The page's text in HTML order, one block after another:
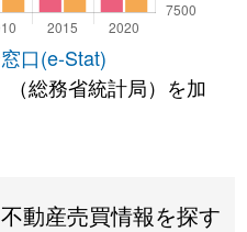
口(e-Stat)
（総務省統計局）を加
動産売買情報を探す